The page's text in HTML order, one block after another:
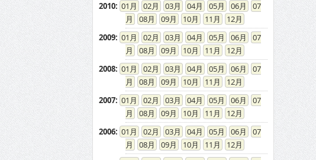
2010: 01 02 03 04 05 06
07
08
09 10 11
12
2009: 01 02 03 04 05 06
07
08
09 10 11
12
2008: 01 02 03 04 05 06
07
08
09 10 11
12
2007: 01 02 03 04 05 06
07
08
09 10 11
12
2006: 01 02 03 04 05 06
07
08
09 10 11
12